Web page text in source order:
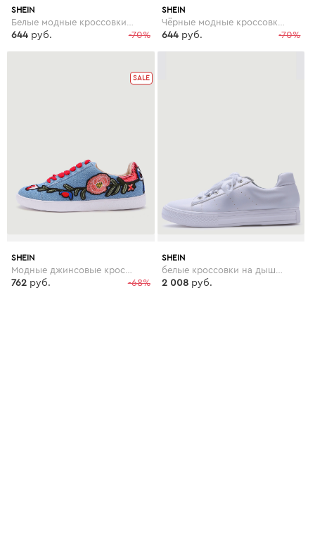
SHEIN
-70%
644 руб.
SHEIN
-70%
644 руб.
SALE
SHEIN
-68%
762 руб.
SHEIN
2 008 руб.